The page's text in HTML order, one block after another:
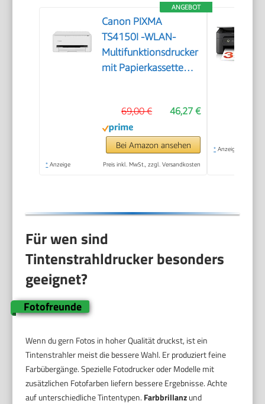
ANGEBOT
Canon PIXMA
TS4150I -WLAN-
Multifunktionsdrucker
mit Papierkassette
Kabelloses Drucken
vom Smartphone
leicht gemacht PIXMA
Print Plan kompatibel
46,27 €
69,00 €
Bei Amazon ansehen
* Anzeige Preis inkl. MwSt., zzgl. Versandkosten
* Anzeige
Für wen sind
Tintenstrahldrucker besonders
geeignet?
Fotofreunde
Wenn du gern Fotos in hoher Qualität druckst, ist ein
Tintenstrahler meist die bessere Wahl. Er produziert feine
Farbübergänge. Spezielle Fotodrucker oder Modelle mit
zusätzlichen Fotofarben liefern bessere Ergebnisse. Achte
auf unterschiedliche Tintentypen. Farbbrillanzund